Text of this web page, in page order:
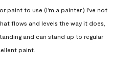
paint to use (I'm a painter.) I've not
flows and levels the way it does,
and can stand up to regular
paint.